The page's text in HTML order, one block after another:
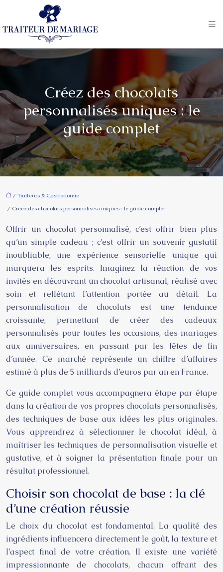
Créez des chocolats
personnalisés uniques : le
guide complet
/ Traiteurs & Gastronomie
/ Créez des chocolats personnalisés uniques : le guide complet
Offrir un chocolat personnalisé, c’est offrir bien plus
qu’un simple cadeau ; c’est offrir un souvenir gustatif
inoubliable, une expérience sensorielle unique qui
marquera les esprits. Imaginez la réaction de vos
invités en découvrant un chocolat artisanal, réalisé avec
soin et reflétant l’attention portée au détail. La
personnalisation de chocolats est une tendance
croissante, permettant de créer des cadeaux
personnalisés pour toutes les occasions, des mariages
aux anniversaires, en passant par les fêtes de fin
d’année. Ce marché représente un chiffre d’affaires
estimé à plus de 5 milliards d’euros par an en France.
Ce guide complet vous accompagnera étape par étape
dans la création de vos propres chocolats personnalisés,
des techniques de base aux idées les plus originales.
Vous apprendrez à sélectionner le chocolat idéal, à
maîtriser les techniques de personnalisation visuelle et
gustative, et à soigner la présentation finale pour un
résultat professionnel.
Choisir son chocolat de base : la clé
d’une création réussie
Le choix du chocolat est fondamental. La qualité des
ingrédients influencera directement le goût, la texture et
l’aspect final de votre création. Il existe une variété
impressionnante de chocolats, chacun offrant des